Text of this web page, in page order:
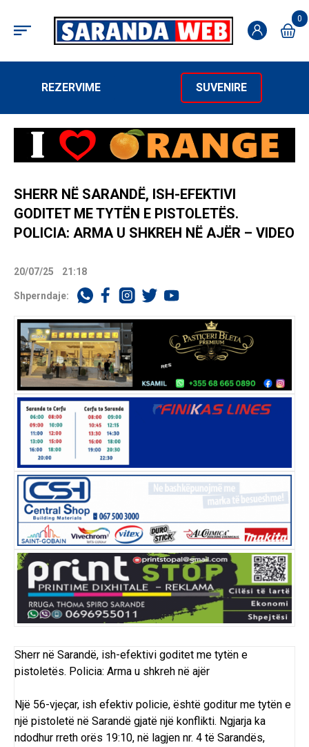
0
REZERVIME SUVENIRE
SHERR NË SARANDË, ISH-EFEKTIVI
GODITET ME TYTËN E PISTOLETËS.
POLICIA: ARMA U SHKREH NË AJËR – VIDEO
20/07/25 21:18
Shperndaje:
Sherr në Sarandë, ish-efektivi goditet me tytën e
pistoletës. Policia: Arma u shkreh në ajër
Një 56-vjeçar, ish efektiv policie, është goditur me tytën e
një pistoletë në Sarandë gjatë një konflikti. Ngjarja ka
ndodhur rreth orës 19:10, në lagjen nr. 4 të Sarandës,